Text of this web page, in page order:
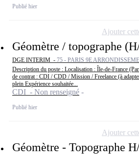
Publié hier
Géomètre / topographe
DGE INTERIM - 75 - PARIS 9E
Description du poste : Localisation : Île-de-France
de contrat : CDI / CDD / Mission / Freelance (à
plein Expérience souhaitée...
CDI - Non renseigné
Publié hier
Ajouter
Géomètre - Topographe
Ajouter